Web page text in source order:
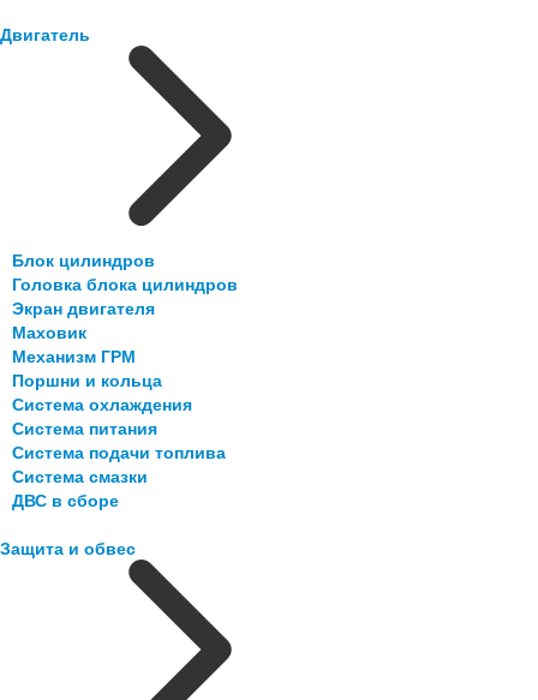
Двигатель
Блок цилиндров
Головка блока цилиндров
Экран двигателя
Маховик
Механизм ГРМ
Поршни и кольца
Система охлаждения
Система питания
Система подачи топлива
Система смазки
ДВС в сборе
Защита и обвес